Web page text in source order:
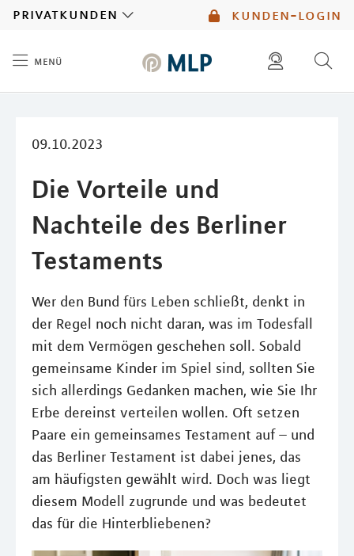
kunden-login
privatkunden
menü
09.10.2023
Die Vorteile und
Nachteile des Berliner
Testaments
Wer den Bund fürs Leben schließt, denkt in
der Regel noch nicht daran, was im Todesfall
mit dem Vermögen geschehen soll. Sobald
gemeinsame Kinder im Spiel sind, sollten Sie
sich allerdings Gedanken machen, wie Sie Ihr
Erbe dereinst verteilen wollen. Oft setzen
Paare ein gemeinsames Testament auf – und
das Berliner Testament ist dabei jenes, das
am häufigsten gewählt wird. Doch was liegt
diesem Modell zugrunde und was bedeutet
das für die Hinterbliebenen?